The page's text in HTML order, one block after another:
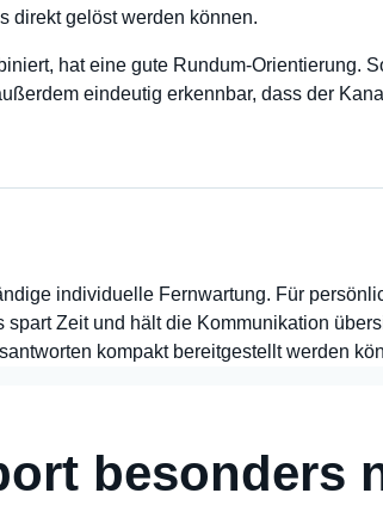
direkt gelöst werden können.
hat eine gute Rundum-Orientierung.
eindeutig erkennbar, dass der
individuelle Fernwartung. Für
Zeit und hält die Kommunikation
kompakt bereitgestellt werden
besonders